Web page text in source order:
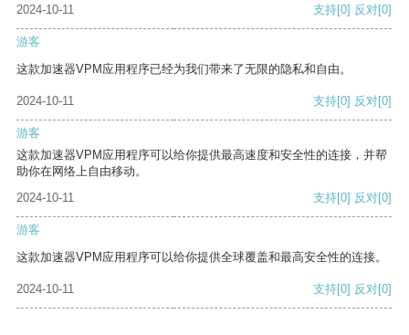
2024-10-11
支持[0] 反对[0]
游客
这款加速器VPM应用程序已经为我们带来了无限的隐私和自由。
2024-10-11 支持[0] 反对[0]
游客
这款加速器VPM应用程序可以给你提供最高速度和安全性的连接，并帮
助你在网络上自由移动。
2024-10-11
支持[0] 反对[0]
游客
这款加速器VPM应用程序可以给你提供全球覆盖和最高安全性的连接。
2024-10-11 支持[0] 反对[0]